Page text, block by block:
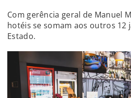
Com gerência geral de Manuel
hotéis se somam aos outros 12
Estado.